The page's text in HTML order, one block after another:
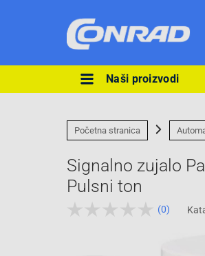
Ova postavka
Pravno lice
Naši proizvodi
Početna stranica
Signalno zujalo
Pulsni ton
(0)